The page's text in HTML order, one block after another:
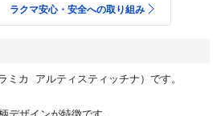
ラクマ安心・安全への取り組み
カ アルティスティッチナ）です。